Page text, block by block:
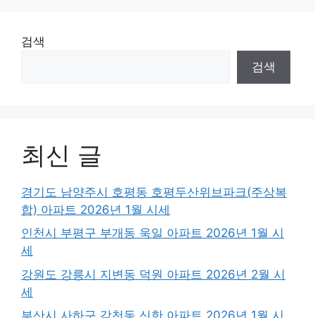
검색
검색
최신 글
경기도 남양주시 호평동 호평두산위브파크(주상복
합) 아파트 2026년 1월 시세
인천시 부평구 부개동 욱일 아파트 2026년 1월 시
세
강원도 강릉시 지변동 덕원 아파트 2026년 2월 시
세
부산시 사하구 감천동 신한 아파트 2026년 1월 시